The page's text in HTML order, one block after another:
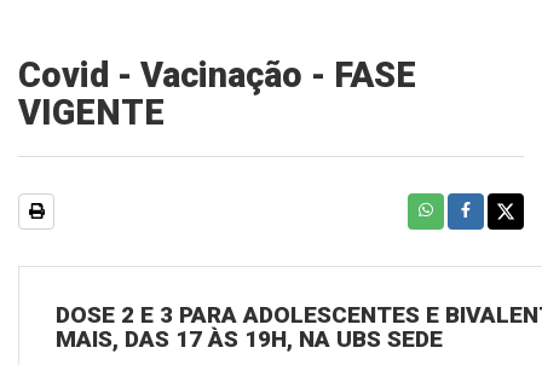
Covid - Vacinação - FASE
VIGENTE
DOSE 2 E 3 PARA ADOLESCENTES E
MAIS, DAS 17 ÀS 19H, NA UBS SEDE